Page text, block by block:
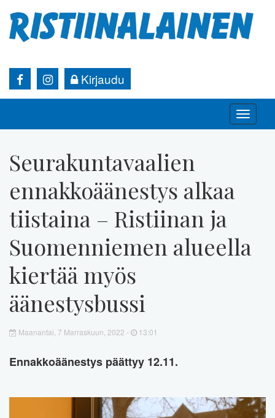
Kirjaudu
Toggle
Seurakuntavaalien
ennakkoäänestys alkaa
tiistaina – Ristiinan ja
Suomenniemen alueella
kiertää myös
äänestysbussi
Maanantai, 7 Marraskuun, 2022 - 13:01
Ennakkoäänestys päättyy 12.11.